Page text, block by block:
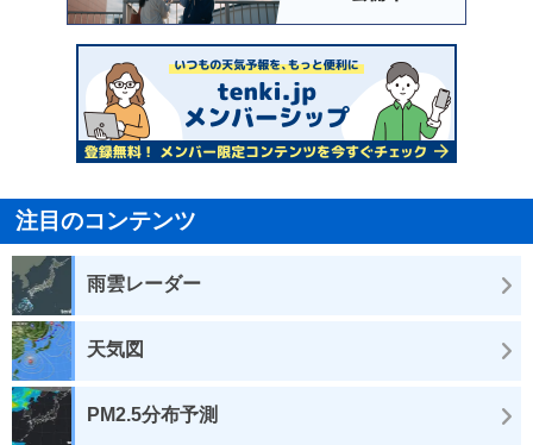
注目のコンテンツ
雨雲レーダー
天気図
PM2.5分布予測